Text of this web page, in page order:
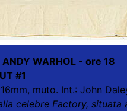
ANDY WARHOL - ore 18
#1
muto. Int.: John
celebre Factory,